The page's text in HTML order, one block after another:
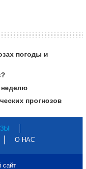
погоды и
неделю
прогнозов
О НАС
сайт